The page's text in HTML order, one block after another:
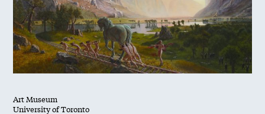
Art Museum
University of Toronto